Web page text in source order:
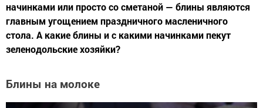
начинками или просто со сметаной — блины являются
главным угощением праздничного масленичного
стола. А какие блины и с какими начинками пекут
зеленодольские хозяйки?
Блины на молоке